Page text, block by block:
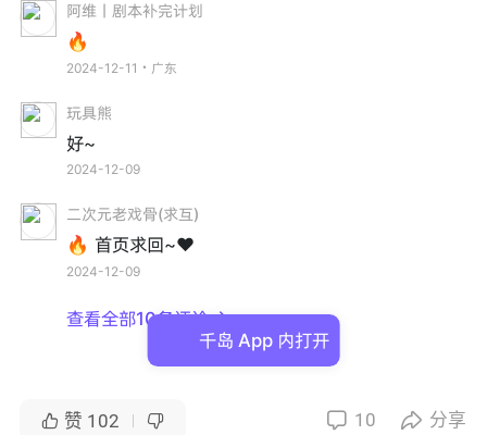
阿维丨剧本补完计划
🔥
2024-12-11・广东
玩具熊
好~
2024-12-09
二次元老戏骨(求互)
🔥 首页求回~❤️
2024-12-09
查看全部10条评论 
 赞 102   10  分享
千岛 App 内打开